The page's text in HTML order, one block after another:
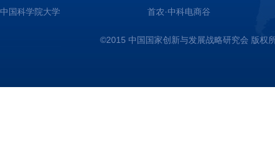
中国科学院大学
首农·中科电商谷
©2015 中国国家创新与发展战略研究会 版权